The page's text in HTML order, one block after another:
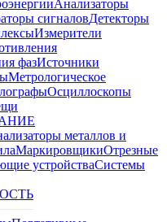
Анализаторы
сигналовДетекторы
Измерители
фазИсточники
Метрологическое
Осциллоскопы
металлов и
МаркировщикиОтрезные
устройстваСистемы